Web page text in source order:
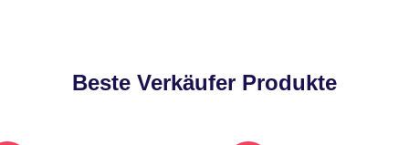
Beste Verkäufer Produkte